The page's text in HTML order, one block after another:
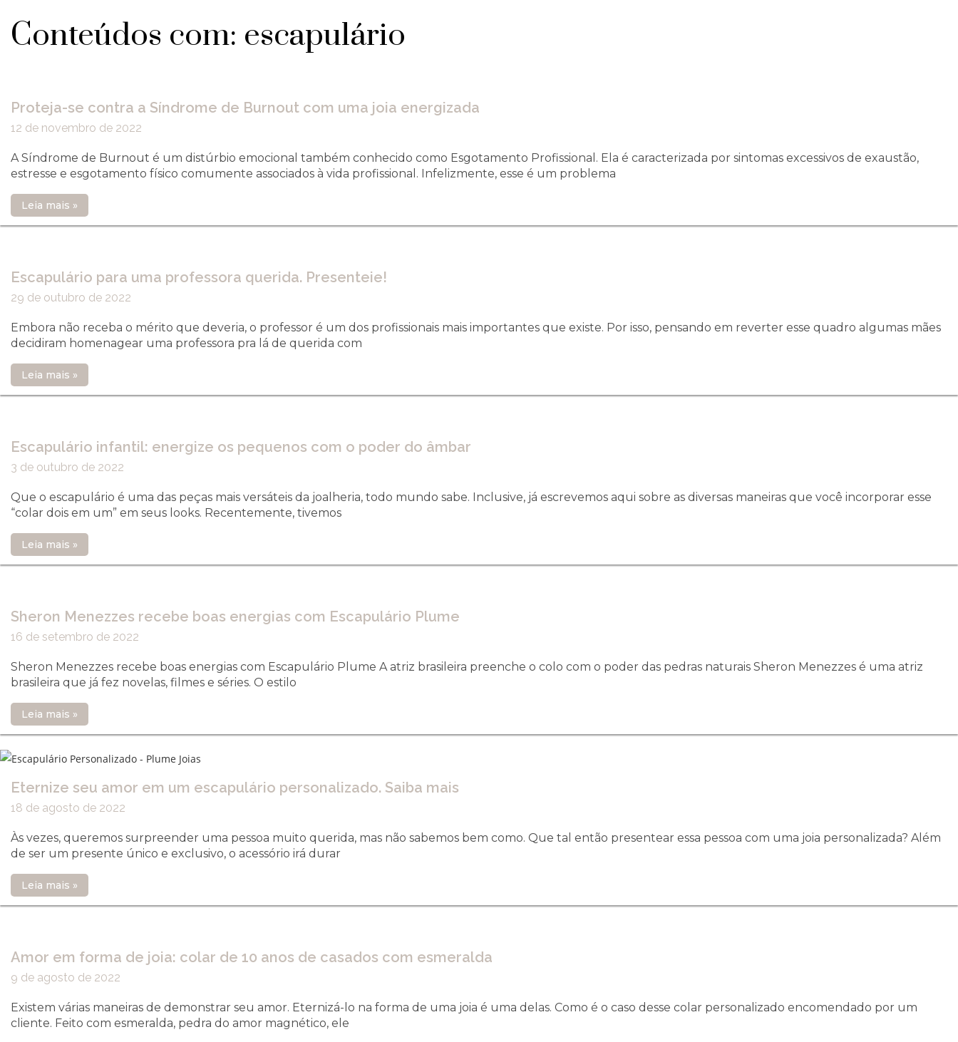
Conteúdos com: escapulário
Proteja-se contra a Síndrome de Burnout com uma joia energizada
12 de novembro de 2022
A Síndrome de Burnout é um distúrbio emocional também conhecido como Esgotamento Profissional. Ela é caracterizada por sintomas excessivos de exaustão,
estresse e esgotamento físico comumente associados à vida profissional. Infelizmente, esse é um problema
Leia mais »
Escapulário para uma professora querida. Presenteie!
29 de outubro de 2022
Embora não receba o mérito que deveria, o professor é um dos profissionais mais importantes que existe. Por isso, pensando em reverter esse quadro algumas mães
decidiram homenagear uma professora pra lá de querida com
Leia mais »
Escapulário infantil: energize os pequenos com o poder do âmbar
3 de outubro de 2022
Que o escapulário é uma das peças mais versáteis da joalheria, todo mundo sabe. Inclusive, já escrevemos aqui sobre as diversas maneiras que você incorporar esse
“colar dois em um” em seus looks. Recentemente, tivemos
Leia mais »
Sheron Menezzes recebe boas energias com Escapulário Plume
16 de setembro de 2022
Sheron Menezzes recebe boas energias com Escapulário Plume A atriz brasileira preenche o colo com o poder das pedras naturais Sheron Menezzes é uma atriz
brasileira que já fez novelas, filmes e séries. O estilo
Leia mais »
Eternize seu amor em um escapulário personalizado. Saiba mais
18 de agosto de 2022
Às vezes, queremos surpreender uma pessoa muito querida, mas não sabemos bem como. Que tal então presentear essa pessoa com uma joia personalizada? Além
de ser um presente único e exclusivo, o acessório irá durar
Leia mais »
Amor em forma de joia: colar de 10 anos de casados com esmeralda
9 de agosto de 2022
Existem várias maneiras de demonstrar seu amor. Eternizá-lo na forma de uma joia é uma delas. Como é o caso desse colar personalizado encomendado por um
cliente. Feito com esmeralda, pedra do amor magnético, ele